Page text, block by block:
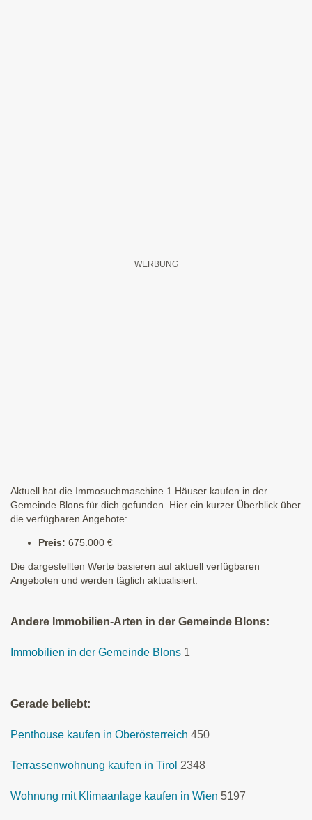
Aktuell hat die Immosuchmaschine 1 Häuser kaufen in der
Gemeinde Blons für dich gefunden. Hier ein kurzer Überblick über
die verfügbaren Angebote:
Preis: 675.000 €
Die dargestellten Werte basieren auf aktuell verfügbaren
Angeboten und werden täglich aktualisiert.
Andere Immobilien-Arten in der Gemeinde Blons:
Immobilien in der Gemeinde Blons 1
Gerade beliebt:
Penthouse kaufen in Oberösterreich 450
Terrassenwohnung kaufen in Tirol 2348
Wohnung mit Klimaanlage kaufen in Wien 5197